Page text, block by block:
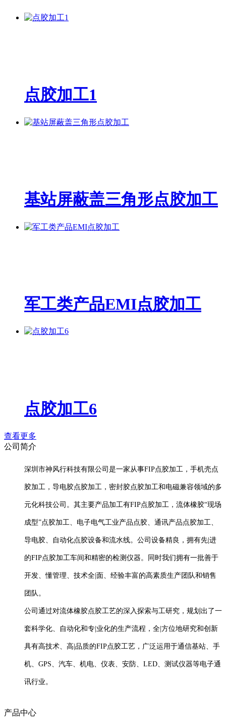
点胶加工1
基站屏蔽盖三角形点胶加工
军工类产品EMI点胶加工
点胶加工6
查看更多
公司简介
深圳市神风行科技有限公司是一家从事FIP点胶加工，手机壳点
胶加工，导电胶点胶加工，密封胶点胶加工和电磁兼容领域的多
元化科技公司。其主要产品加工有FIP点胶加工，流体橡胶“现场
成型”点胶加工、电子电气工业产品点胶、通讯产品点胶加工、
导电胶、自动化点胶设备和流水线。公司设备精良，拥有先|进
的FIP点胶加工车间和精密的检测仪器。同时我们拥有一批善于
开发、懂管理、技术全|面、经验丰富的高素质生产团队和销售
团队。
公司通过对流体橡胶点胶工艺的深入探索与工研究，规划出了一
套科学化、自动化和专|业化的生产流程，全|方位地研究和创新
具有高技术、高|品质的FIP点胶工艺，广泛运用于通信基站、手
机、GPS、汽车、机电、仪表、安防、LED、测试仪器等电子通
讯行业。
产品中心